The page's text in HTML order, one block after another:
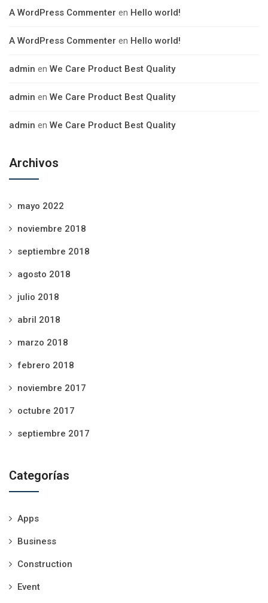
A WordPress Commenter en Hello world!
A WordPress Commenter en Hello world!
admin en We Care Product Best Quality
admin en We Care Product Best Quality
admin en We Care Product Best Quality
Archivos
mayo 2022
noviembre 2018
septiembre 2018
agosto 2018
julio 2018
abril 2018
marzo 2018
febrero 2018
noviembre 2017
octubre 2017
septiembre 2017
Categorías
Apps
Business
Construction
Event